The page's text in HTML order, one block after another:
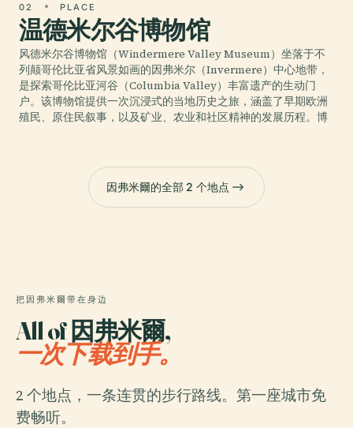
02 PLACE
温德米尔谷博物馆
风德米尔谷博物馆（Windermere Valley Museum）坐落于不
列颠哥伦比亚省风景如画的因弗米尔（Invermere）中心地带，
是探索哥伦比亚河谷（Columbia Valley）丰富遗产的生动门
户。该博物馆提供一次沉浸式的当地历史之旅，涵盖了早期欧洲
殖民、原住民叙事，以及矿业、农业和社区精神的发展历程。博
因弗米爾的全部 2 个地点
把因弗米爾带在身边
All of 因弗米爾,
一次下载到手。
2 个地点，一条连贯的步行路线。第一座城市免
费畅听。